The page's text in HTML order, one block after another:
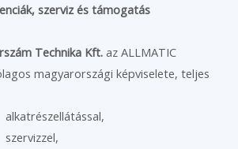
szerviz és támogatás
Technika Kft. az ALLMATIC
magyarországi képviselete, teljes
alkatrészellátással,
szervizzel,